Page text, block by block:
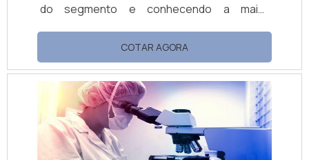
do segmento e conhecendo a maior
OUTRAS INFORMAÇÕES SOBRE UMECTANTE
PARA TINTAS Se alguém quer achar
umectante para tintas em uma empresa
altamente qualificada, encontra na Petrowan.
Atuando com base multiuso e limpa piso e
fosqueante, oferecendo o que há de melhor
no merca...
COTAR AGORA